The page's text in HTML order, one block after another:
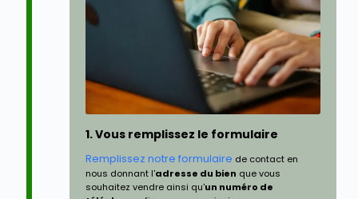
1. Vous remplissez le formulaire
Remplissez notre formulaire de contact en
nous donnant l'adresse du bien que vous
souhaitez vendre ainsi qu'un numéro de